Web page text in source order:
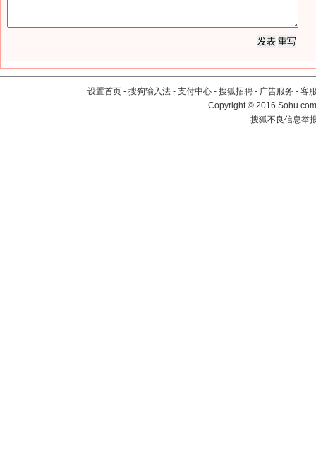
设置首页 - 搜狗输入法 - 支付中心 - 搜狐招聘 - 广告服务 - 客
Copyright©2016
搜狐不良信息举